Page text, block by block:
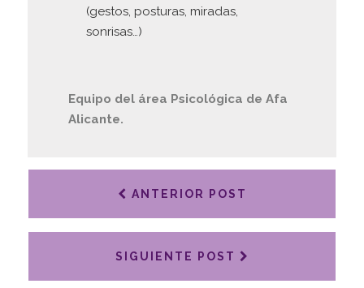
(gestos, posturas, miradas,
sonrisas…)
Equipo del área Psicológica de Afa
Alicante.
ANTERIOR POST
SIGUIENTE POST